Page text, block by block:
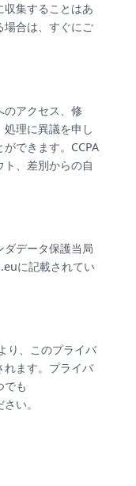
集することはあ
場合は、すぐにご
のアクセス、修
理に異議を申し
できます。CCPA
、差別からの自
ダデータ保護当局
に記載されてい
り、このプライバ
れます。プライバ
でも
い。